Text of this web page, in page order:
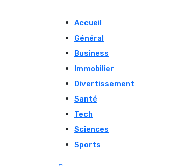
Accueil
Général
Business
Immobilier
Divertissement
Santé
Tech
Sciences
Sports